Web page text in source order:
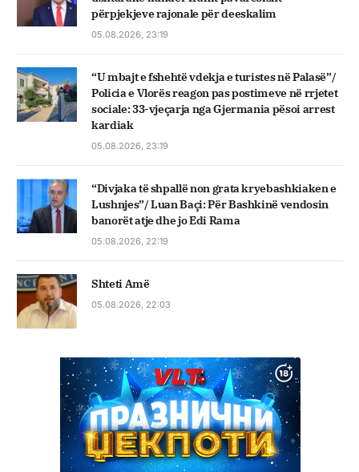
përpjekjeve rajonale për deeskalim
05.08.2026, 23:19
“U mbajt e fshehtë vdekja e turistes në Palasë”/
Policia e Vlorës reagon pas postimeve në rrjetet
sociale: 33-vjeçarja nga Gjermania pësoi arrest
kardiak
05.08.2026, 23:19
“Divjaka të shpallë non grata kryebashkiaken e
Lushnjes”/ Luan Baçi: Për Bashkinë vendosin
banorët atje dhe jo Edi Rama
05.08.2026, 22:19
Shteti Amë
05.08.2026, 22:03